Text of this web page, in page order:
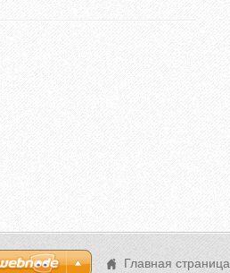
Главная страница